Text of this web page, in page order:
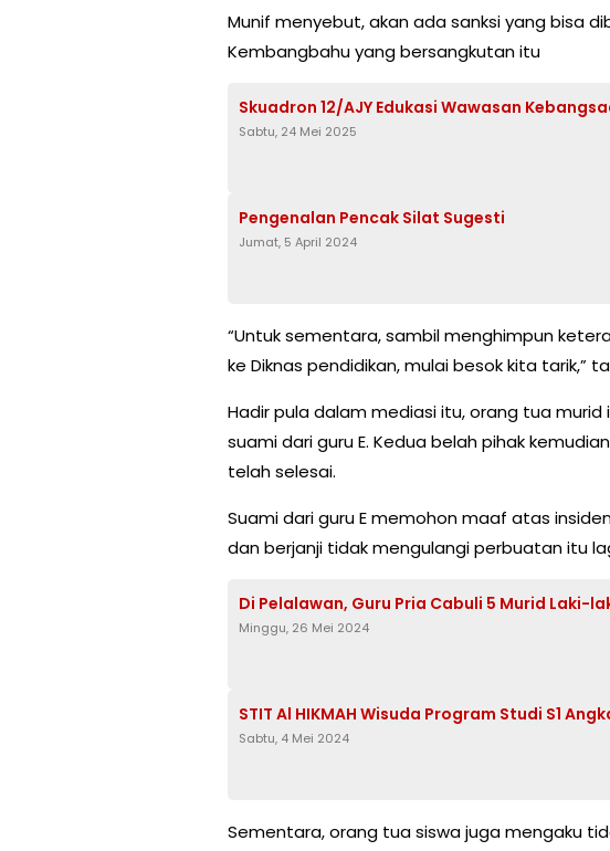
Munif menyebut, akan ada sanksi yang bisa
Kembangbahu yang bersangkutan itu
Skuadron 12/AJY Edukasi Wawasan
Sabtu, 24 Mei 2025
Pengenalan Pencak Silat Sugesti
Jumat, 5 April 2024
“Untuk sementara, sambil menghimpun
ke Diknas pendidikan, mulai besok kita tarik,”
Hadir pula dalam mediasi itu, orang tua murid
suami dari guru E. Kedua belah pihak
telah selesai.
Suami dari guru E memohon maaf atas
dan berjanji tidak mengulangi perbuatan itu
Di Pelalawan, Guru Pria Cabuli 5 Murid Laki-
Minggu, 26 Mei 2024
STIT Al HIKMAH Wisuda Program Studi S1
Sabtu, 4 Mei 2024
Sementara, orang tua siswa juga mengaku